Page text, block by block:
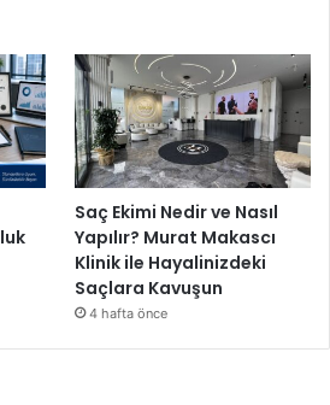
Saç Ekimi Nedir ve Nasıl
Yapılır? Murat Makascı
Klinik ile Hayalinizdeki
Saçlara Kavuşun
4 hafta önce